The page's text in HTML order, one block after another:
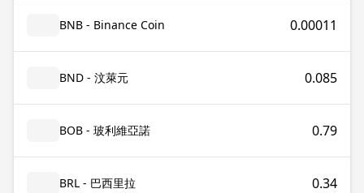
BNB - Binance Coin 0.00011
BND - 汶萊元 0.085
BOB - 玻利維亞諾 0.79
BRL - 巴西里拉 0.34